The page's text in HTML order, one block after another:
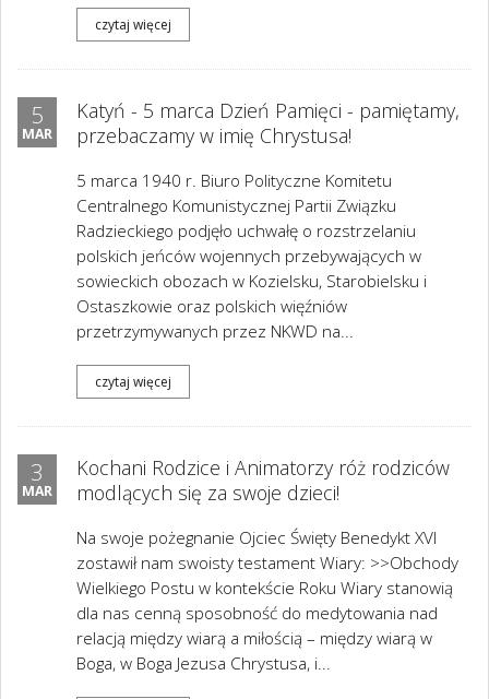
czytaj więcej
5
MAR
Katyń - 5 marca Dzień Pamięci - pamiętamy,
przebaczamy w imię Chrystusa!
5 marca 1940 r. Biuro Polityczne Komitetu
Centralnego Komunistycznej Partii Związku
Radzieckiego podjęło uchwałę o rozstrzelaniu
polskich jeńców wojennych przebywających w
sowieckich obozach w Kozielsku, Starobielsku i
Ostaszkowie oraz polskich więźniów
przetrzymywanych przez NKWD na...
czytaj więcej
3
MAR
Kochani Rodzice i Animatorzy róż rodziców
modlących się za swoje dzieci!
Na swoje pożegnanie Ojciec Święty Benedykt XVI
zostawił nam swoisty testament Wiary: >>Obchody
Wielkiego Postu w kontekście Roku Wiary stanowią
dla nas cenną sposobność do medytowania nad
relacją między wiarą a miłością – między wiarą w
Boga, w Boga Jezusa Chrystusa, i...